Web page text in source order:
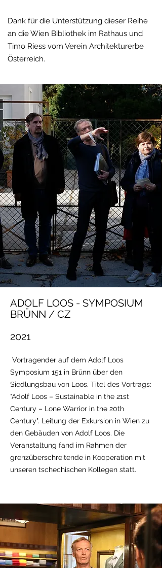
Dank für die Unterstützung dieser Reihe
an die Wien Bibliothek im Rathaus und
Timo Riess vom Verein Architekturerbe
Österreich.
ADOLF LOOS - SYMPOSIUM
BRÜNN / CZ
2021
Vortragender auf dem Adolf Loos
Symposium 151 in Brünn über den
Siedlungsbau von Loos. Titel des Vortrags:
"Adolf Loos – Sustainable in the 21st
Century – Lone Warrior in the 20th
Century". Leitung der Exkursion in Wien zu
den Gebäuden von Adolf Loos. Die
Veranstaltung fand im Rahmen der
grenzüberschreitende in Kooperation mit
unseren tschechischen Kollegen statt.